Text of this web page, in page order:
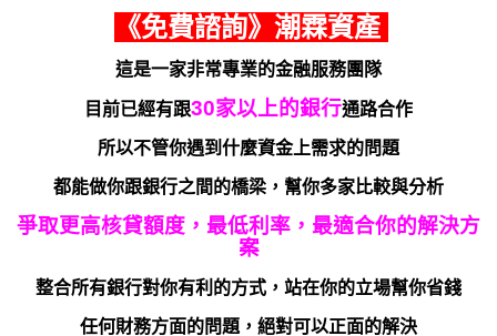
《免費諮詢》潮霖資產
這是一家非常專業的金融服務團隊
目前已經有跟30家以上的銀行通路合作
所以不管你遇到什麼資金上需求的問題
都能做你跟銀行之間的橋梁，幫你多家比較與分析
爭取更高核貸額度，最低利率，最適合你的解決方
案
整合所有銀行對你有利的方式，站在你的立場幫你省錢
任何財務方面的問題，絕對可以正面的解決